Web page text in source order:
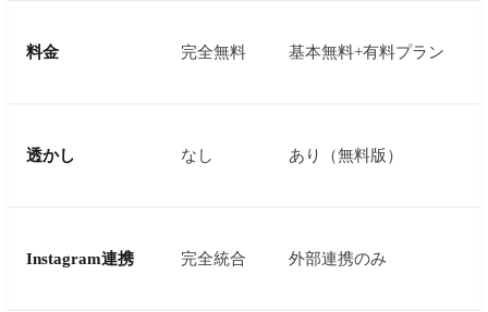
料金 完全無料 基本無料+有料プラン
透かし なし あり（無料版）
Instagram連携 完全統合 外部連携のみ